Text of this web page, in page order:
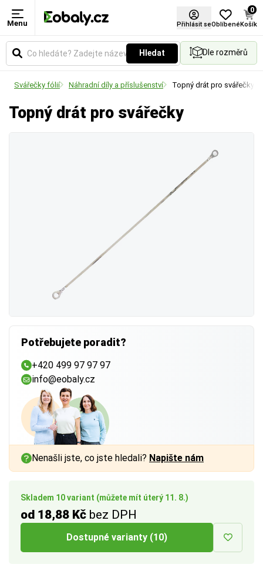
Menu Přihlásit seOblíbené
0
Košík
Hledat Dle rozměrů
Svářečky fólií Náhradní díly a příslušenství Topný drát pro svářečky
Topný drát pro svářečky
Skladem 10 variant (můžete mít úterý 11. 8.)
od 18,88 Kč bez DPH
Dostupné varianty (10)
Potřebujete poradit?
+420 499 97 97 97
info@eobaly.cz
Nenašli jste, co jste hledali? Napište nám